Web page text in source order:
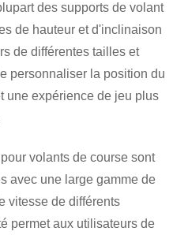
des supports de volant
de hauteur et d'inclinaison
de différentes tailles et
personnaliser la position du
une expérience de jeu plus
volants de course sont
avec une large gamme de
vitesse de différents
permet aux utilisateurs de
×